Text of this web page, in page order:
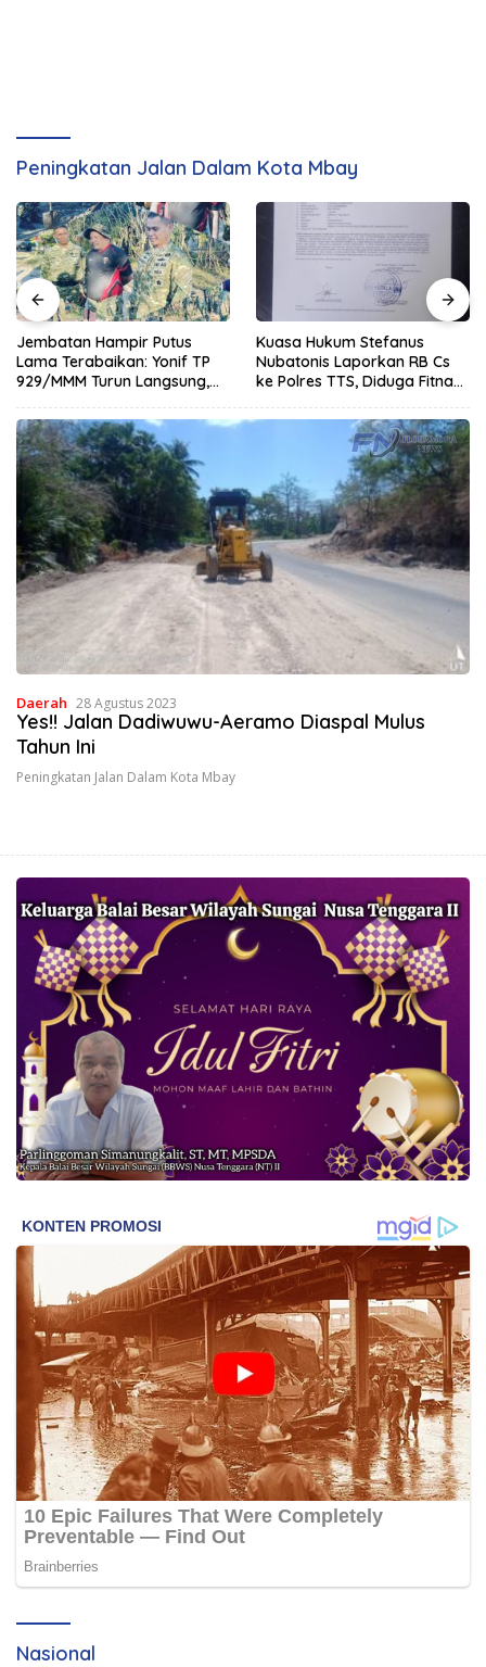
Peningkatan Jalan Dalam Kota Mbay
Jembatan Hampir Putus
Lama Terabaikan: Yonif TP
929/MMM Turun Langsung,
Material Sendiri
Kuasa Hukum Stefanus
Nubatonis Laporkan RB Cs
ke Polres TTS, Diduga Fitnah
Daerah 28 Agustus 2023
Yes!! Jalan Dadiwuwu-Aeramo Diaspal Mulus
Tahun Ini
Peningkatan Jalan Dalam Kota Mbay
Nasional